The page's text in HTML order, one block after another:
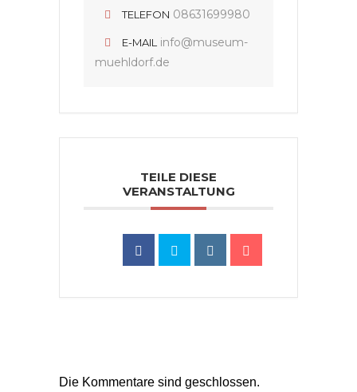
TELEFON 08631699980
E-MAIL
info@museum-
muehldorf.de
TEILE DIESE
VERANSTALTUNG
Die Kommentare sind geschlossen.